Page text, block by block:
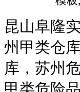
昆山阜隆
州甲类仓
库，苏州